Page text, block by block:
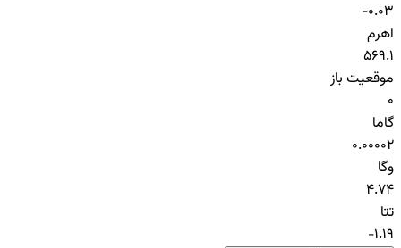
-0.03
اهرم
569.1
موقعیت باز
0
گاما
0.00002
وگا
4.74
تتا
-1.19